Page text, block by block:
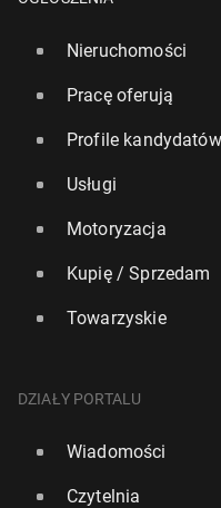
Nieruchomości
Pracę oferują
Profile kandydatów
Usługi
Motoryzacja
Kupię / Sprzedam
Towarzyskie
DZIAŁY PORTALU
Wiadomości
Czytelnia